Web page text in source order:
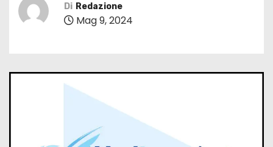
Di Redazione
Mag 9, 2024